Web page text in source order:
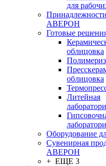
для
Принадлежности
АВЕРОН
Готовые
облицовка
облицовка
Литейная
Оборудование
Сувенирная
АВЕРОН
+ ЕЩЕ 3